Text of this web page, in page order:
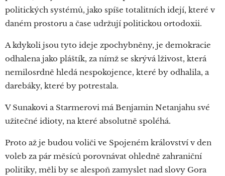
politických systémů, jako spíše totalitních idejí, které v
daném prostoru a čase udržují politickou ortodoxii.
A kdykoli jsou tyto ideje zpochybněny, je demokracie
odhalena jako pláštík, za nímž se skrývá lživost, která
nemilosrdně hledá nespokojence, které by odhalila, a
darebáky, které by potrestala.
V Sunakovi a Starmerovi má Benjamin Netanjahu své
užitečné idioty, na které absolutně spoléhá.
Proto až je budou voliči ve Spojeném království v den
voleb za pár měsíců porovnávat ohledně zahraniční
politiky, měli by se alespoň zamyslet nad slovy Gora